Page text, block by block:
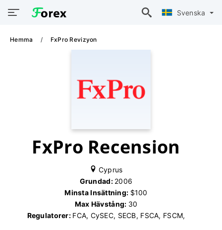
Svenska
Hemma FxPro Revizyon
FxPro Recension
Cyprus
Grundad: 2006
Minsta Insättning: $100
Max Hävstång: 30
Regulatorer: FCA, CySEC, SECB, FSCA, FSCM,